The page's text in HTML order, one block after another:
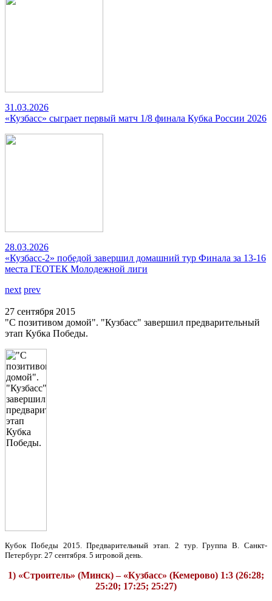
31.03.2026
«Кузбасс» сыграет первый матч 1/8 финала Кубка России 2026
28.03.2026
«Кузбасс-2» победой завершил домашний тур Финала за 13-16
места ГЕОТЕК Молодежной лиги
next prev
27 сентября 2015
"С позитивом домой". "Кузбасс" завершил предварительный
этап Кубка Победы.
Кубок Победы 2015. Предварительный этап. 2 тур. Группа В. Санкт-
Петербург. 27 сентября. 5 игровой день.
1) «Строитель» (Минск) – «Кузбасс» (Кемерово) 1:3 (26:28;
25:20; 17:25; 25:27)